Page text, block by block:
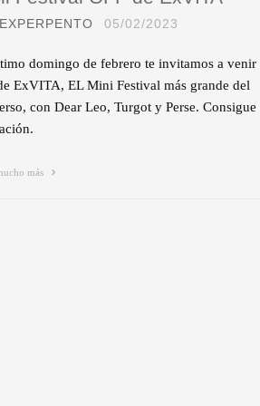
EXPERPENTO 05/02/2023
domingo de febrero te invitamos a venir
ExVITA, EL Mini Festival más grande del
con Dear Leo, Turgot y Perse. Consigue
más